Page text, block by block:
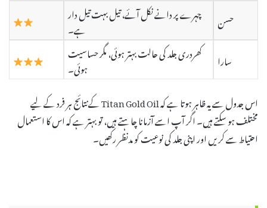
حسن
چہرے پر دانے نکل آئے، تیل بہت تیل دار
ہے۔
سارا
کھردری جلد کی حالت بہتر ہوئی، مگر حساسیت
ہوئی۔
اس جدول سے یہ ظاہر ہوتا ہے کہ Titan Gold Oil کے نتائج ہر فرد کے لیے
مختلف ہو سکتے ہیں۔ اگر آپ اسے آزمانا چاہتے ہیں، تو بہتر ہے کہ اس کا استعمال
احتیاط سے کریں اور اپنی جلد کی نوعیت کو مدنظر رکھیں۔